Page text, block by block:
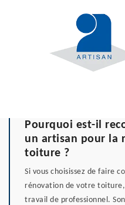
Pourquoi est-il
un artisan pour la
toiture ?
Si vous choisissez de faire
rénovation de votre
travail de professionnel.